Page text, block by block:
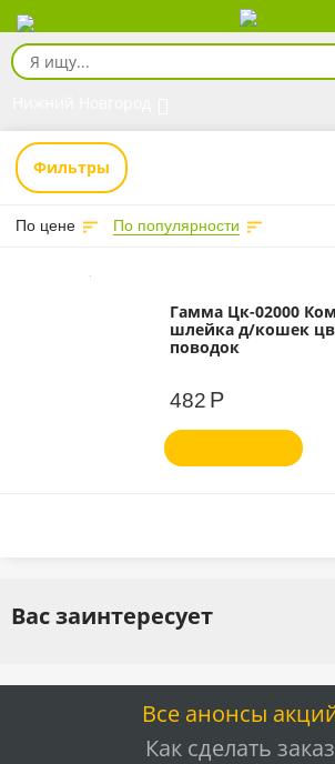
Фильтры
По цене По популярности
Гамма Цк-02000
шлейка д/кошек
поводок
482 Р
Вас заинтересует
Все анонсы
Как сделать заказ